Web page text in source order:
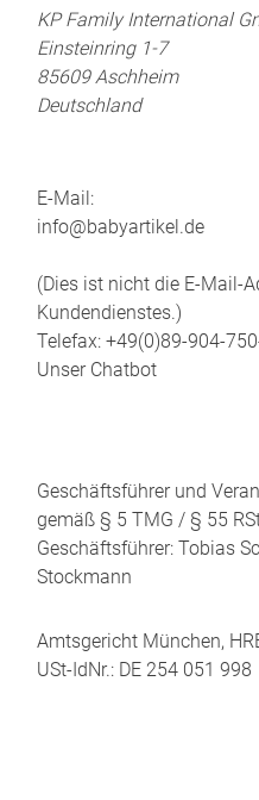
KP Family International
Einsteinring 1-7
85609 Aschheim
Deutschland
E-Mail:
info@babyartikel.de
(Dies ist nicht die E-Mail-
Kundendienstes.)
Telefax: +49(0)89-904-
Unser Chatbot
Geschäftsführer und
gemäß § 5 TMG / § 55
Geschäftsführer: Tobias
Stockmann
Amtsgericht München,
USt-IdNr.: DE 254 051 998